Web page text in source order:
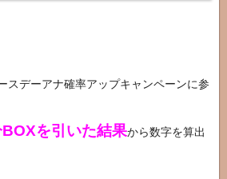
スデーアナ確率アップキャンペーンに参
BOXを引いた結果から数字を算出